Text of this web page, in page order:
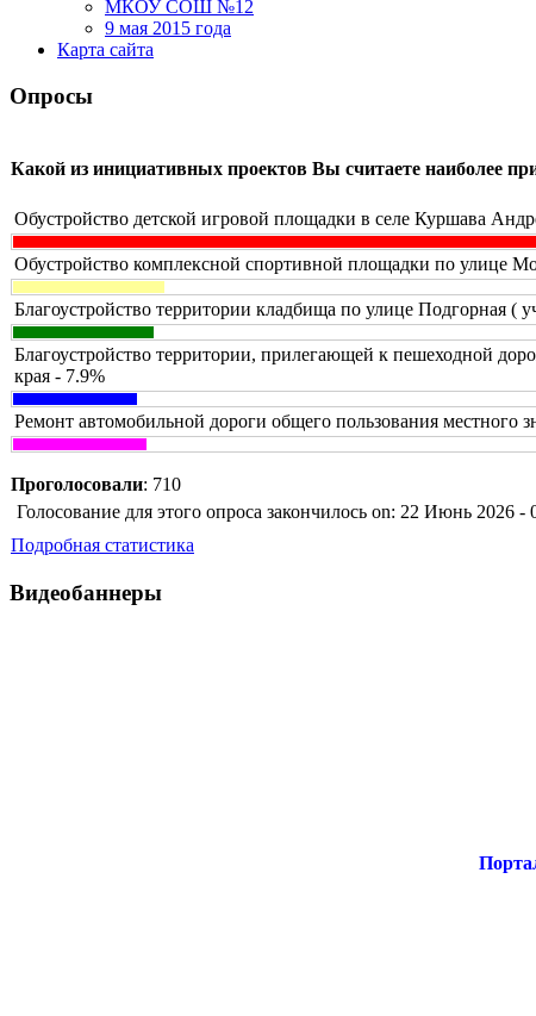
МКОУ СОШ №12
9 мая 2015 года
Карта сайта
Опросы
Какой из инициативных проектов Вы считаете наиболее
Обустройство детской игровой площадки в селе Куршава
Обустройство комплексной спортивной площадки по улице
Благоустройство территории кладбища по улице Подгорная (
Благоустройство территории, прилегающей к пешеходной
края - 7.9%
Ремонт автомобильной дороги общего пользования местного
Проголосовали: 710
Голосование для этого опроса закончилось on: 22 Июнь 2026 -
Подробная статистика
Видеобаннеры